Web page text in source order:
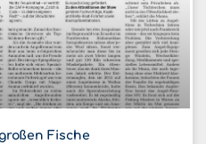
Fische